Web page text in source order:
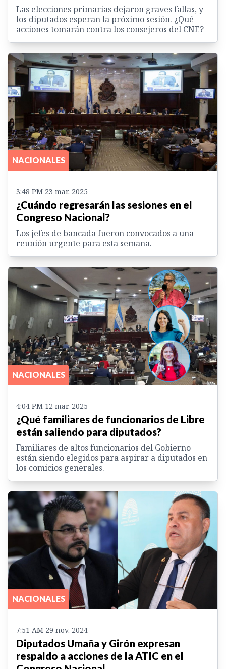
Las elecciones primarias dejaron graves fallas, y
los diputados esperan la próximo sesión. ¿Qué
acciones tomarán contra los consejeros del CNE?
NACIONALES
3:48 PM 23 mar. 2025
¿Cuándo regresarán las sesiones en el
Congreso Nacional?
Los jefes de bancada fueron convocados a una
reunión urgente para esta semana.
NACIONALES
4:04 PM 12 mar. 2025
¿Qué familiares de funcionarios de Libre
están saliendo para diputados?
Familiares de altos funcionarios del Gobierno
están siendo elegidos para aspirar a diputados en
los comicios generales.
NACIONALES
7:51 AM 29 nov. 2024
Diputados Umaña y Girón expresan
respaldo a acciones de la ATIC en el